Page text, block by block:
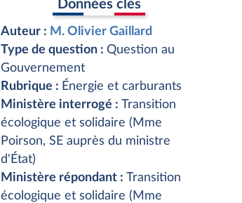
Données clés
Auteur : M. Olivier Gaillard
Type de question : Question au
Gouvernement
Rubrique : Énergie et carburants
Ministère interrogé : Transition
écologique et solidaire (Mme
Poirson, SE auprès du ministre
d'État)
Ministère répondant : Transition
écologique et solidaire (Mme